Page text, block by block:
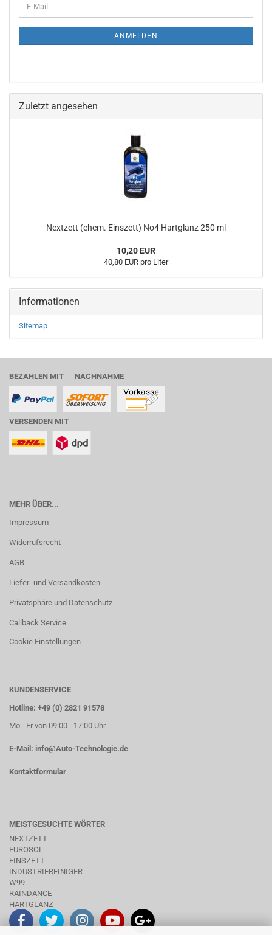
ZUR
E-
Mail
ANMELDEN
Zuletzt angesehen
Nextzett (ehem. Einszett) No4 Hartglanz 250 ml
10,20 EUR
40,80 EUR pro Liter
Informationen
Sitemap
BEZAHLEN MIT NACHNAHME
VERSENDEN MIT
MEHR ÜBER...
Impressum
Widerrufsrecht
AGB
Liefer- und Versandkosten
Privatsphäre und Datenschutz
Callback Service
Cookie Einstellungen
KUNDENSERVICE
Hotline: +49 (0) 2821 91578
Mo - Fr von 09:00 - 17:00 Uhr
E-Mail: info@Auto-Technologie.de
Kontaktformular
MEISTGESUCHTE WÖRTER
NEXTZETT
EUROSOL
EINSZETT
INDUSTRIEREINIGER
W99
RAINDANCE
HARTGLANZ